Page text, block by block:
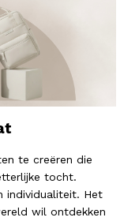
te creëren die
tocht.
individualiteit. Het
wil ontdekken